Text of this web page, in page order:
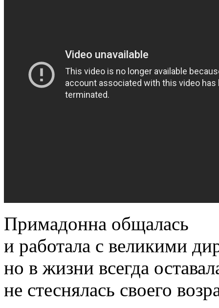
Примадонна общалась
и работала с великими
но в жизни всегда
не стеснялась своего